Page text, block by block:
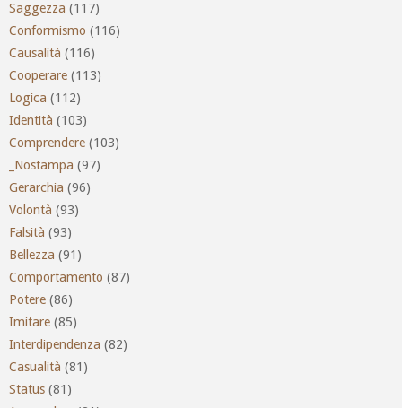
Saggezza (117)
Conformismo (116)
Causalità (116)
Cooperare (113)
Logica (112)
Identità (103)
Comprendere (103)
_Nostampa (97)
Gerarchia (96)
Volontà (93)
Falsità (93)
Bellezza (91)
Comportamento (87)
Potere (86)
Imitare (85)
Interdipendenza (82)
Casualità (81)
Status (81)